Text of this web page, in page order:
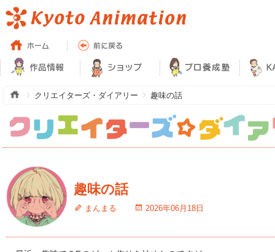
クリエイターズ・ダイアリー 趣味の話
趣味の話
まんまる 2026年06月18日